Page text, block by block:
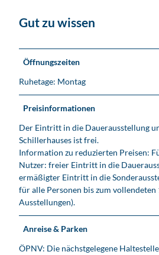
Gut zu wissen
Öffnungszeiten
Ruhetage: Montag
Preisinformationen
Der Eintritt in die Dauerausstellung
Schillerhauses ist frei.
Information zu reduzierten Preisen:
Nutzer: freier Eintritt in die
ermäßigter Eintritt in die
für alle Personen bis zum vollendeten
Ausstellungen).
Anreise & Parken
ÖPNV: Die nächstgelegene